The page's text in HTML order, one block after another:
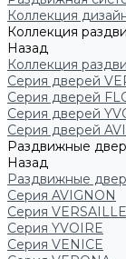
Коллекция
Коллекция
Назад
Коллекция
Серия дверей
Серия дверей
Серия дверей
Серия дверей
Раздвижные
Назад
Раздвижные
Серия AVIGNON
Серия
Серия YVOIRE
Серия VENICE